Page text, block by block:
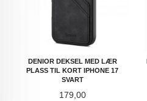
DENIOR DEKSEL MED LÆR
PLASS TIL KORT IPHONE 17
SVART
Pris
179,00